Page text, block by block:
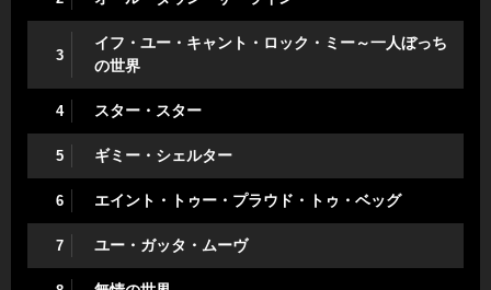
3
イフ・ユー・キャント・ロック・ミー～一人ぼっち
の世界
4 スター・スター
5 ギミー・シェルター
6 エイント・トゥー・プラウド・トゥ・ベッグ
7 ユー・ガッタ・ムーヴ